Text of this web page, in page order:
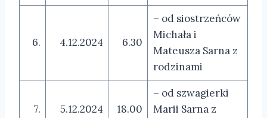
6. 4.12.2024 6.30
– od siostrzeńców
Michała i
Mateusza Sarna z
rodzinami
7. 5.12.2024 18.00
– od szwagierki
Marii Sarna z